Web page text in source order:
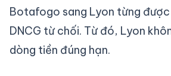
Botafogo sang Lyon từng
DNCG từ chối. Từ đó, Lyon
dòng tiền đúng hạn.